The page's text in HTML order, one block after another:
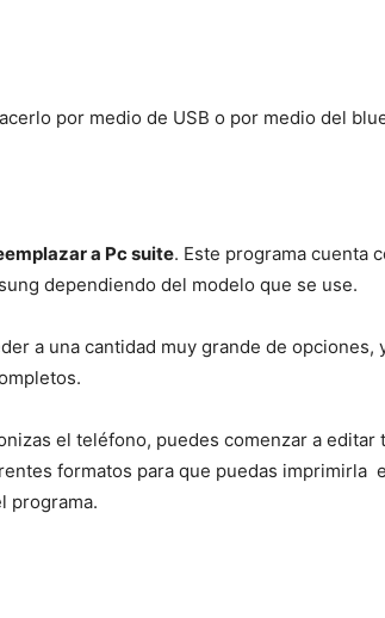
por medio de USB o por medio del
a Pc suite. Este programa cuenta
dependiendo del modelo que se use.
a una cantidad muy grande de opciones,
el teléfono, puedes comenzar a editar
formatos para que puedas imprimirla
programa.